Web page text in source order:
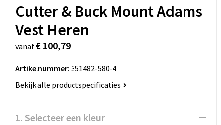
Cutter & Buck Mount Adams
Vest Heren
vanaf € 100,79
Artikelnummer: 351482-580-4
Bekijk alle productspecificaties
1. Selecteer een kleur